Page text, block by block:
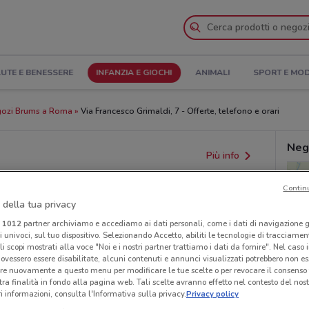
E BENESSERE INFANZIA E GIOCHI ANIMALI SPORT E
Brums a Roma Via Francesco Grimaldi, 7 - Offerte, telefono e orari
Più info
regionali o nazionali. Verifica l’accuratezza
della tua privacy
1012partner archiviamo e accediamo ai dati personali, come i dati di navigazione
sul tuo dispositivo. Selezionando Accetto, abiliti le tecnologie di
scopi mostrati alla voce "Noi e i nostri partner trattiamo i dati da fornire". Nel caso
essere disabilitate, alcuni contenuti e annunci visualizzati potrebbero non
nuovamente a questo menu per modificare le tue scelte o per revocare il
finalità in fondo alla pagina web. Tali scelte avranno effetto nel contesto del
informazioni, consulta l'Informativa sulla privacy.Privacy policy